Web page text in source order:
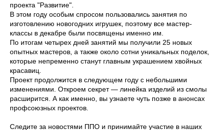
проекта "Развитие".
В этом году особым спросом пользовались занятия по
изготовлению новогодних игрушек, поэтому все мастер-
классы в декабре были посвящены именно им.
По итогам четырех дней занятий мы получили 25 новых
опытных мастеров, а также около сотни уникальных поделок,
которые непременно станут главным украшением хвойных
красавиц.
Проект продолжится в следующем году с небольшими
изменениями. Откроем секрет — линейка изделий из смолы
расширится. А как именно, вы узнаете чуть позже в анонсах
профсоюзных проектов.
Следите за новостями ППО и принимайте участие в наших